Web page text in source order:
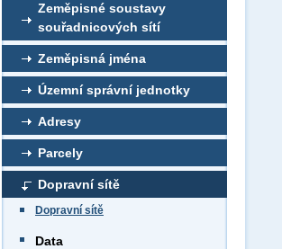
Zeměpisné soustavy
souřadnicových sítí
Zeměpisná jména
Územní správní jednotky
Adresy
Parcely
Dopravní sítě
Dopravní sítě
Data